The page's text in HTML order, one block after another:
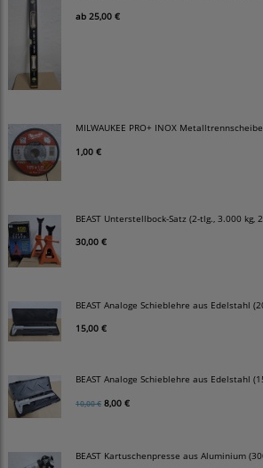
ab 25,00 €
MILWAUKEE PRO+ INOX
1,00 €
BEAST Unterstellbock-Satz (2-tlg., 3.000 kg,
30,00 €
BEAST Analoge Schieblehre aus Edelstahl
15,00 €
BEAST Analoge Schieblehre aus Edelstahl
10,00 € 8,00 €
BEAST Kartuschenpresse aus Aluminium